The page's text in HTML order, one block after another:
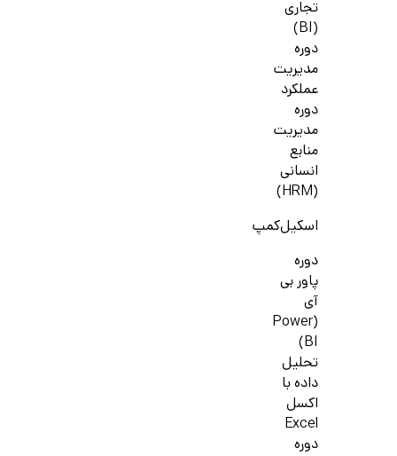
تجاری
(BI)
دوره
مدیریت
عملکرد
دوره
مدیریت
منابع
انسانی
(HRM)
اسکیل‌کمپ
دوره
پاور بی
آی
(Power
BI)
تحلیل
داده با
اکسل
Excel
دوره